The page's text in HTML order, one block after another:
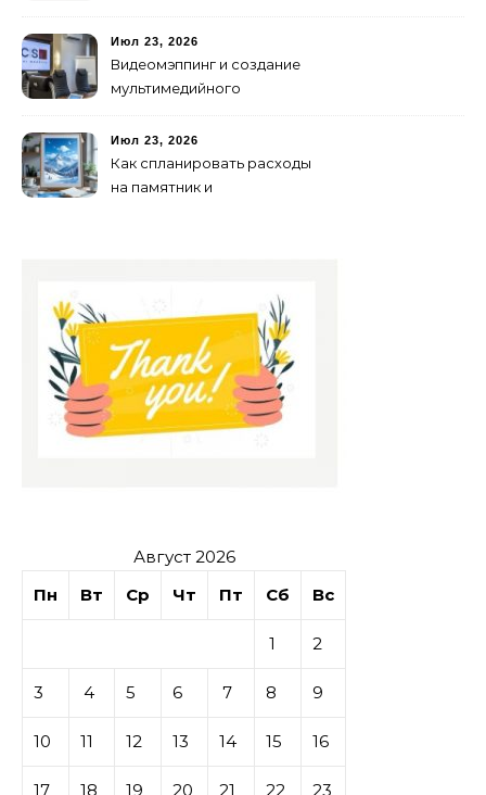
Июл 23, 2026
Видеомэппинг и создание
мультимедийного
будущего для пространств
Июл 23, 2026
Как спланировать расходы
на памятник и
Август 2026
Пн
Вт Ср Чт Пт Сб Вс
1 2
3 4 5 6 7 8 9
10 11 12 13 14 15 16
17 18 19 20 21 22 23